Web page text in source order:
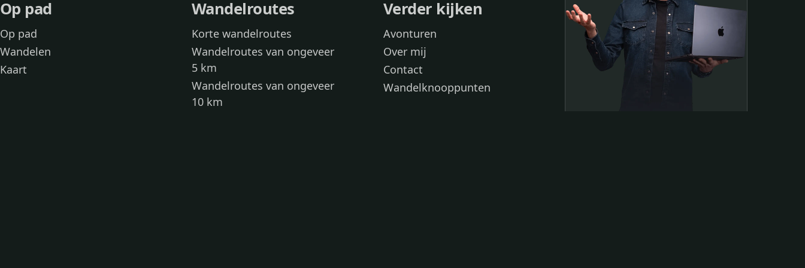
Op pad
Op pad
Wandelen
Kaart
Wandelroutes
Korte wandelroutes
Wandelroutes van ongeveer
5 km
Wandelroutes van ongeveer
10 km
Verder kijken
Avonturen
Over mij
Contact
Wandelknooppunten